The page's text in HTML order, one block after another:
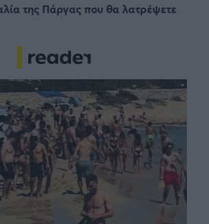
της Πάργας που θα λατρέψετε